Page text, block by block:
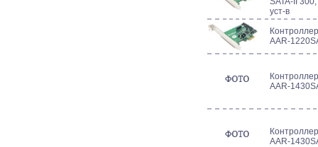
уст-в
AAR-
AAR-
AAR-